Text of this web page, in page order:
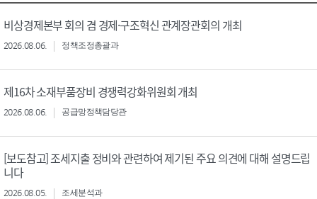
비상경제본부 회의 겸 경제·구조혁신 관계장관회의 개최
2026.08.06. 정책조정총괄과
제16차 소재부품장비 경쟁력강화위원회 개최
2026.08.06. 공급망정책담당관
[보도참고] 조세지출 정비와 관련하여 제기된 주요 의견에 대해 설명드립
니다
2026.08.05. 조세분석과